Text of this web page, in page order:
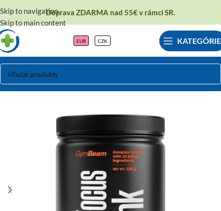
Skip to navigation
Skip to main content
Doprava ZDARMA nad 55€ v rámci SR.
EUR CZK KATEGÓRIE